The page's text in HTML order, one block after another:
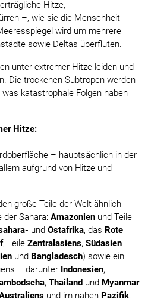
Hitze,
–, wie sie die Menschheit
wird um mehrere
sowie Deltas überfluten.
unter extremer Hitze leiden und
Die trockenen Subtropen werden
katastrophale Folgen haben
Hitze:
– hauptsächlich in der
aufgrund von Hitze und
große Teile der Welt ähnlich
der Sahara: Amazonien und Teile
und Ostafrika, das Rote
, Teile Zentralasiens, Südasien
und Bangladesch) sowie ein
– darunter Indonesien,
, Thailand und Myanmar